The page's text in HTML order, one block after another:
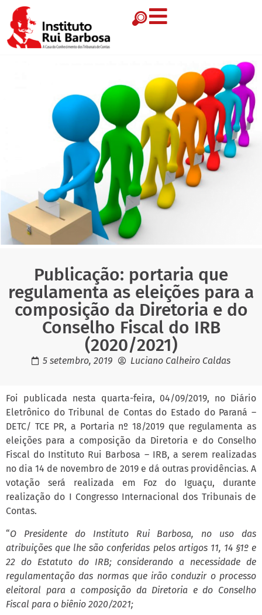
Publicação: portaria que
regulamenta as eleições para a
composição da Diretoria e do
Conselho Fiscal do IRB
(2020/2021)
5 setembro, 2019 Luciano Calheiro Caldas
Foi publicada nesta quarta-feira, 04/09/2019, no Diário
Eletrônico do Tribunal de Contas do Estado do Paraná –
DETC/ TCE PR, a Portaria nº 18/2019 que regulamenta as
eleições para a composição da Diretoria e do Conselho
Fiscal do Instituto Rui Barbosa – IRB, a serem realizadas
no dia 14 de novembro de 2019 e dá outras providências. A
votação será realizada em Foz do Iguaçu, durante
realização do I Congresso Internacional dos Tribunais de
Contas.
“O Presidente do Instituto Rui Barbosa, no uso das
atribuições que lhe são conferidas pelos artigos 11, 14 §1º e
22 do Estatuto do IRB; considerando a necessidade de
regulamentação das normas que irão conduzir o processo
eleitoral para a composição da Diretoria e do Conselho
Fiscal para o biênio 2020/2021;